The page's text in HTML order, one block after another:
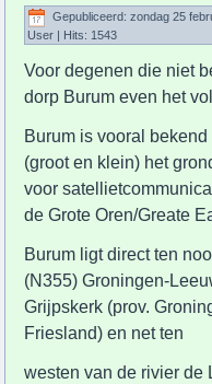
Gepubliceerd: zondag 25
User | Hits: 1543
Voor degenen die niet
dorp Burum even het
Burum is vooral
(groot en klein) het
voor
de Grote Oren/Greate
Burum ligt direct ten
(N355) Groningen-
Grijpskerk (prov.
Friesland) en net ten
westen van de rivier de